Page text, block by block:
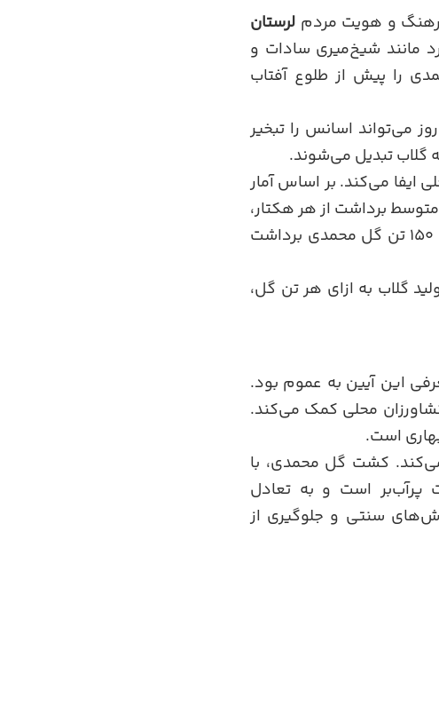
فرهنگ و هویت مردم لرستان
مانند شیخ‌میری سادات و
را پیش از طلوع آفتاب
می‌تواند اسانس را تبخیر
گلاب تبدیل می‌شوند.
می‌کند. بر اساس آمار
برداشت از هر هکتار،
۲.۵ تن گل تر گزارش شده است. پیش‌بینی می‌شود که در سال جاری، حدود ۱۵۰ تن گل محمدی برداشت
در معرفی این آیین به عموم بود.
محلی کمک می‌کند.
است.
کشت گل محمدی، با
پرآب‌بر است و به تعادل
سنتی و جلوگیری از